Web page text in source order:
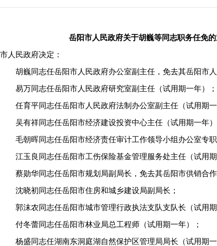
岳阳市人民政府关于胡巍等同志职务任免
市人民政府决定：
胡巍同志任岳阳市人民政府办公室副主任 ， 免去其岳阳市
易万同志任岳阳市人民政府研究室副主任（试用期一年）；
任育平同志任岳阳市人民政府法制办公室副主任（试用期
吴有祥同志任岳阳市经济建设投资中心主任（试用期一年
毛朝晖同志任岳阳市经济责任审计工作领导小组办公室专
江玉良同志任岳阳市工伤保险基金管理服务处主任（试用
蔡勋华同志任岳阳市规划局副局长 ， 免去其岳阳市供销合
沈晓初同志任岳阳市住房和城乡建设局副局长；
郭沫农同志任岳阳市城市管理行政执法支队支队长（试用
付冬蕾同志任岳阳市林业局总工程师（试用期一年）；
杨盛同志任湖南东洞庭湖自然保护区管理局局长（试用期